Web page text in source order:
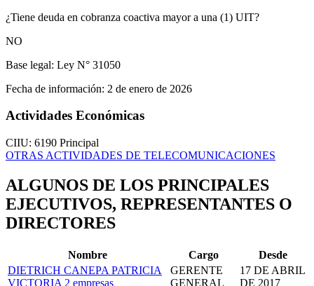
¿Tiene deuda en cobranza coactiva mayor a una (1) UIT?
NO
Base legal: Ley N° 31050
Fecha de información: 2 de enero de 2026
Actividades Económicas
CIIU: 6190 Principal
OTRAS ACTIVIDADES DE TELECOMUNICACIONES
ALGUNOS DE LOS PRINCIPALES
EJECUTIVOS, REPRESENTANTES O
DIRECTORES
Nombre Cargo
Desde
DIETRICH CANEPA PATRICIA
VICTORIA 2 empresas
GERENTE
GENERAL
17 DE ABRIL
DE 2017